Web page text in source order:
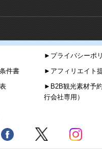
件書
►プライバシーポ
►アフィリエイト
►B2B観光素材予
行会社専用）